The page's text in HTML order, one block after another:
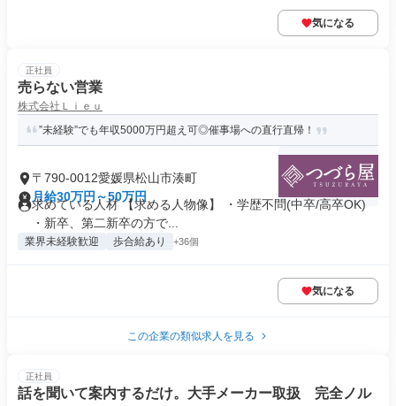
気になる
正社員
売らない営業
株式会社Ｌｉｅｕ
”未経験”でも年収5000万円超え可◎催事場への直行直帰！
〒790-0012愛媛県松山市湊町
月給30万円～50万円
求めている人材 【求める人物像】 ・学歴不問(中卒/高卒OK)
・新卒、第二新卒の方で...
業界未経験歓迎 歩合給あり +36個
気になる
この企業の類似求人を見る
正社員
話を聞いて案内するだけ。大手メーカー取扱 完全ノル